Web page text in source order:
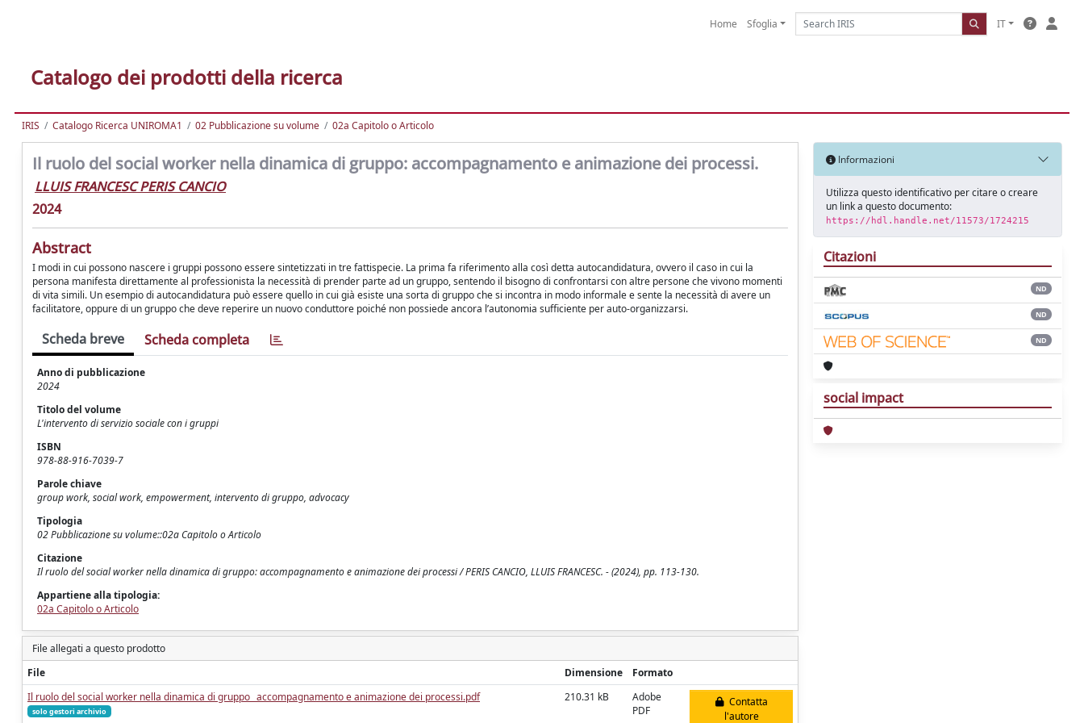
Home Sfoglia IT
Catalogo dei prodotti della ricerca
IRIS Catalogo Ricerca UNIROMA1 02 Pubblicazione su volume 02a Capitolo o Articolo
Il ruolo del social worker nella dinamica di gruppo: accompagnamento e animazione dei processi.
LLUIS FRANCESC PERIS CANCIO
2024
Abstract
I modi in cui possono nascere i gruppi possono essere sintetizzati in tre fattispecie. La prima fa riferimento alla così detta autocandidatura, ovvero il caso in cui la
persona manifesta direttamente al professionista la necessità di prender parte ad un gruppo, sentendo il bisogno di confrontarsi con altre persone che vivono momenti
di vita simili. Un esempio di autocandidatura può essere quello in cui già esiste una sorta di gruppo che si incontra in modo informale e sente la necessità di avere un
facilitatore, oppure di un gruppo che deve reperire un nuovo conduttore poiché non possiede ancora l’autonomia sufficiente per auto-organizzarsi.
Scheda breve Scheda completa
Anno di pubblicazione
2024
Titolo del volume
L'intervento di servizio sociale con i gruppi
ISBN
978-88-916-7039-7
Parole chiave
group work, social work, empowerment, intervento di gruppo, advocacy
Tipologia
02 Pubblicazione su volume::02a Capitolo o Articolo
Citazione
Il ruolo del social worker nella dinamica di gruppo: accompagnamento e animazione dei processi / PERIS CANCIO, LLUIS FRANCESC. - (2024), pp. 113-130.
Appartiene alla tipologia:
02a Capitolo o Articolo
File allegati a questo prodotto
File
Dimensione
Formato
Il ruolo del social worker nella dinamica di gruppo_ accompagnamento e animazione dei processi.pdf
solo gestori archivio
210.31 kB
Adobe
PDF
Contatta
l'autore
Informazioni
Utilizza questo identificativo per citare o creare
un link a questo documento:
https://hdl.handle.net/11573/1724215
Citazioni
ND
ND
ND
social impact